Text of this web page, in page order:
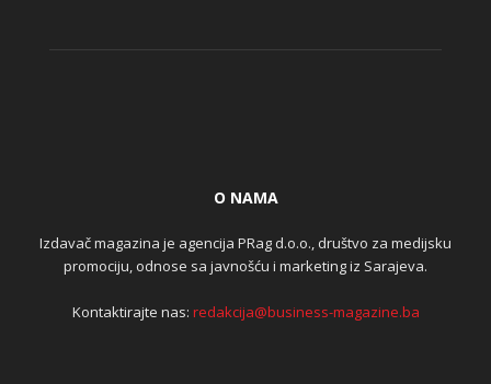
O NAMA
Izdavač magazina je agencija PRag d.o.o., društvo za medijsku
promociju, odnose sa javnošću i marketing iz Sarajeva.
Kontaktirajte nas: redakcija@business-magazine.ba